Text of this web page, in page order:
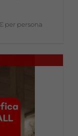
per persona